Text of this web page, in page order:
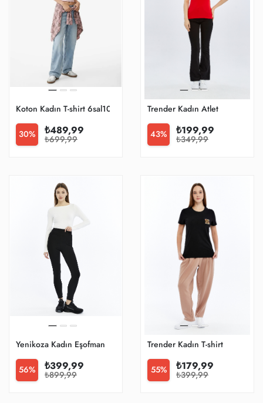
Koton Kadın T-shirt 6sal10130ik
30% ₺489,99
₺699,99
Trender Kadın Atlet
43% ₺199,99
₺349,99
Yenikoza Kadın Eşofman
56% ₺399,99
₺899,99
Trender Kadın T-shirt
55% ₺179,99
₺399,99